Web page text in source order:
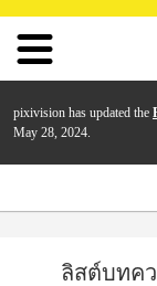
pixivision has updated the
May 28, 2024.
ลิสต์บทค